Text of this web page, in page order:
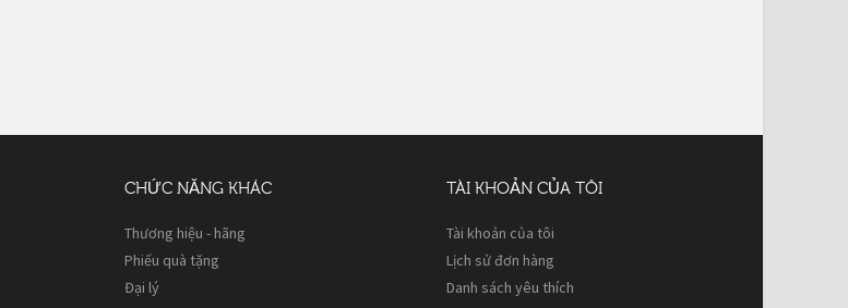
CHỨC NĂNG KHÁC
Thương hiệu - hãng
Phiếu quà tặng
Đại lý
TÀI KHOẢN CỦA TÔI
Tài khoản của tôi
Lịch sử đơn hàng
Danh sách yêu thích